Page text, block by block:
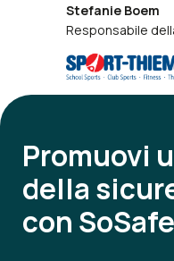
Stefanie Boem
Responsabile
Promuovi
della
con SoSafe